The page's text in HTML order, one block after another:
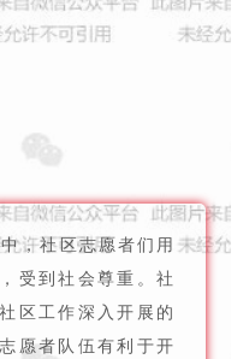
，社区志愿者们用
受到社会尊重。社
区工作深入开展的
愿者队伍有利于开